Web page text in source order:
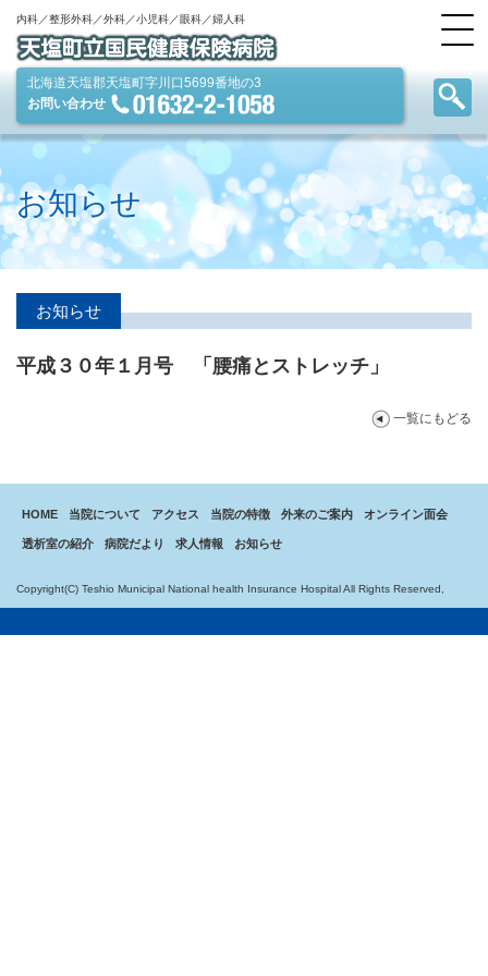
内科／整形外科／外科／小児科／眼科／婦人科
北海道天塩郡天塩町字川口5699番地の3
お問い合わせ
お知らせ
お知らせ
平成３０年１月号 「腰痛とストレッチ」
一覧にもどる
HOME 当院について アクセス 当院の特徴 外来のご案内 オンライン面会
透析室の紹介 病院だより 求人情報 お知らせ
Copyright(C) Teshio Municipal National health Insurance Hospital All Rights Reserved,